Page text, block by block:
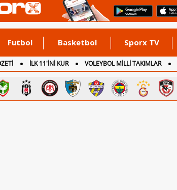
Futbol Basketbol Sporx TV
İLK 11'İNİ KUR VOLEYBOL MİLLİ TAKIMLAR
İNGİLTERE